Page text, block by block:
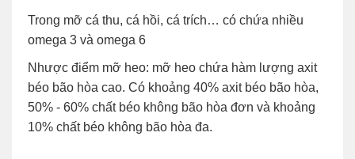
Trong mỡ cá thu, cá hồi, cá trích… có chứa nhiều
omega 3 và omega 6
Nhược điểm mỡ heo: mỡ heo chứa hàm lượng axit
béo bão hòa cao. Có khoảng 40% axit béo bão hòa,
50% - 60% chất béo không bão hòa đơn và khoảng
10% chất béo không bão hòa đa.